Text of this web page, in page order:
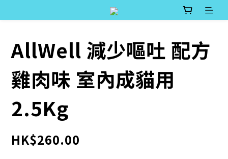
AllWell 減少嘔吐 配方
雞肉味 室內成貓用
2.5Kg
HK$260.00